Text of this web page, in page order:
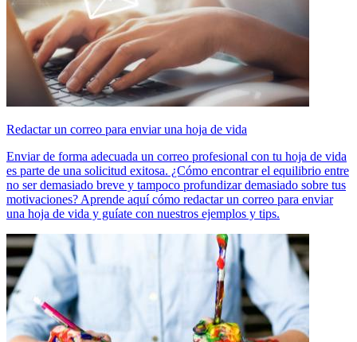
Redactar un correo para enviar una hoja de vida
Enviar de forma adecuada un correo profesional con tu hoja de vida
es parte de una solicitud exitosa. ¿Cómo encontrar el equilibrio entre
no ser demasiado breve y tampoco profundizar demasiado sobre tus
motivaciones? Aprende aquí cómo redactar un correo para enviar
una hoja de vida y guíate con nuestros ejemplos y tips.